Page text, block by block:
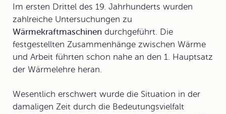
Im ersten Drittel des 19. Jahrhunderts wurden
zahlreiche Untersuchungen zu
Wärmekraftmaschinen durchgeführt. Die
festgestellten Zusammenhänge zwischen Wärme
und Arbeit führten schon nahe an den 1. Hauptsatz
der Wärmelehre heran.
Wesentlich erschwert wurde die Situation in der
damaligen Zeit durch die Bedeutungsvielfalt